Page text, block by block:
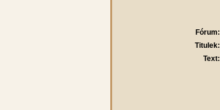
Fórum:
Titulek:
Text: